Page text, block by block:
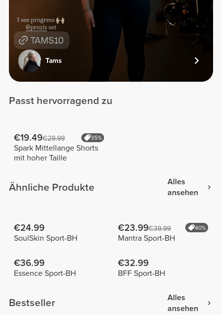
Tams
Passt hervorragend zu
€19.49€29.99 35%
Spark Mittellange Shorts
mit hoher Taille
Ähnliche Produkte
Alles
ansehen
€24.99
SoulSkin Sport-BH
€23.99€39.99 40%
Mantra Sport-BH
€36.99
Essence Sport-BH
€32.99
BFF Sport-BH
Bestseller
Alles
ansehen